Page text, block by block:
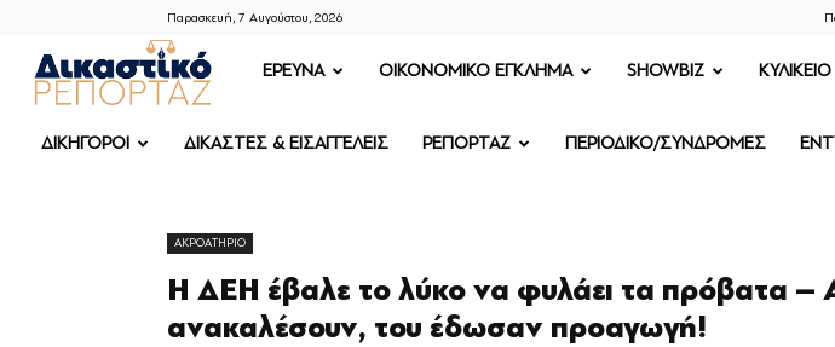
Παρασκευή, 7 Αυγούστου, 2026
ΔΙΚΑΣΤΙΚΟ
ΡΕΠΟΡΤΑΖ
ΕΡΕΥΝΑ OIKONOMIKO ΕΓΚΛΗΜΑ SHOWBIZ ΚΥΛΙΚΕΙΟ
ΔΙΚΗΓΟΡΟΙ ΔΙΚΑΣΤΕΣ & ΕΙΣΑΓΓΕΛΕΙΣ ΡΕΠΟΡΤΑΖ ΠΕΡΙΟΔΙΚΟ/ΣΥΝΔΡΟΜΕΣ
ΑΚΡΟΑΤΗΡΙΟ
Η ΔΕΗ έβαλε το λύκο να φυλάει τα πρόβατα –
ανακαλέσουν, του έδωσαν προαγωγή!